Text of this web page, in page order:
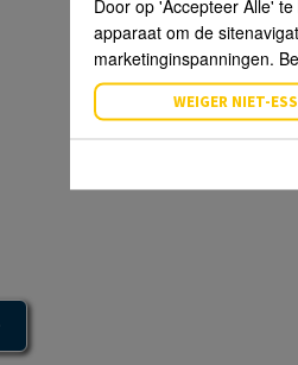
Door op 'Accepteer Alle'
apparaat om de
marketinginspanningen.
WEIGER NIET-